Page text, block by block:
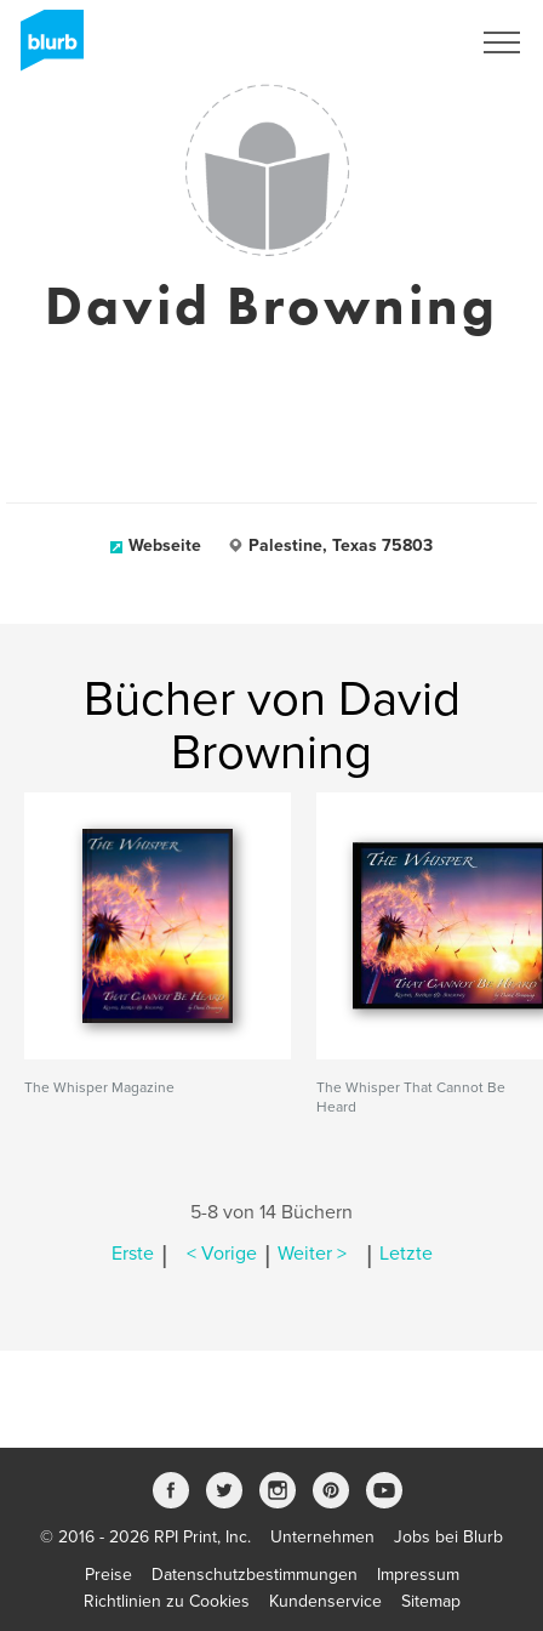
David Browning
Webseite Palestine, Texas 75803
Bücher von David
Browning
The Whisper Magazine
The Whisper That Cannot Be
Heard
5-8 von 14 Büchern
Erste | < Vorige | Weiter > | Letzte
© 2016 - 2026 RPI Print, Inc. Unternehmen
Jobs bei Blurb
Preise
Datenschutzbestimmungen
Impressum
Richtlinien zu Cookies
Kundenservice Sitemap